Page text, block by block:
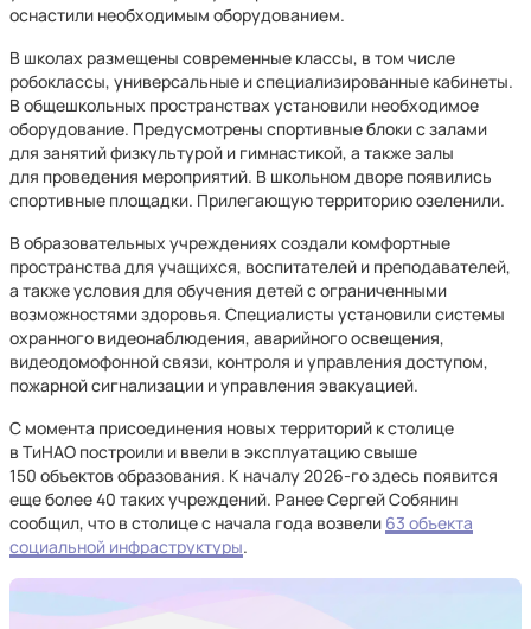
оснастили необходимым оборудованием.
В школах размещены современные классы, в том числе
робоклассы, универсальные и специализированные кабинеты.
В общешкольных пространствах установили необходимое
оборудование. Предусмотрены спортивные блоки с залами
для занятий физкультурой и гимнастикой, а также залы
для проведения мероприятий. В школьном дворе появились
спортивные площадки. Прилегающую территорию озеленили.
В образовательных учреждениях создали комфортные
пространства для учащихся, воспитателей и преподавателей,
а также условия для обучения детей с ограниченными
возможностями здоровья. Специалисты установили системы
охранного видеонаблюдения, аварийного освещения,
видеодомофонной связи, контроля и управления доступом,
пожарной сигнализации и управления эвакуацией.
С момента присоединения новых территорий к столице
в ТиНАО построили и ввели в эксплуатацию свыше
150 объектов образования. К началу 2026-го здесь появится
еще более 40 таких учреждений. Ранее Сергей Собянин
сообщил, что в столице с начала года возвели 63 объекта
социальной инфраструктуры.